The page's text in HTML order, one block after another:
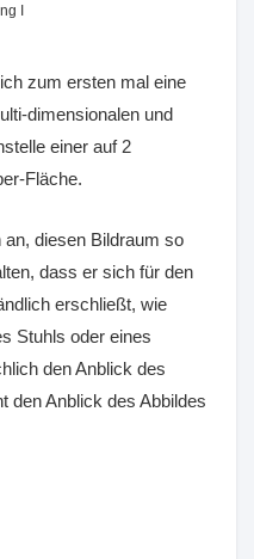
I
zum ersten mal eine
dimensionalen und
einer auf 2
Fläche.
diesen Bildraum so
dass er sich für den
erschließt, wie
Stuhls oder eines
den Anblick des
den Anblick des Abbildes